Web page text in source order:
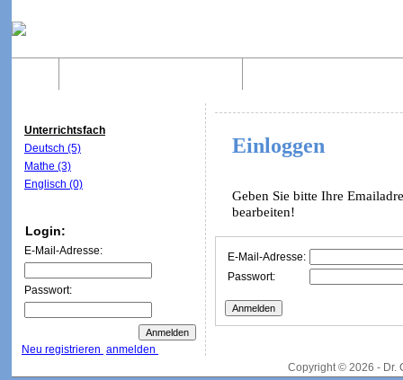
Unterrichtsfach
Deutsch (5)
Mathe (3)
Englisch (0)
Login:
E-Mail-Adresse:
Passwort:
Neu registrieren anmelden
Einloggen
Geben Sie bitte Ihre
bearbeiten!
E-Mail-Adresse:
Passwort:
Copyright © 2026 - Dr.